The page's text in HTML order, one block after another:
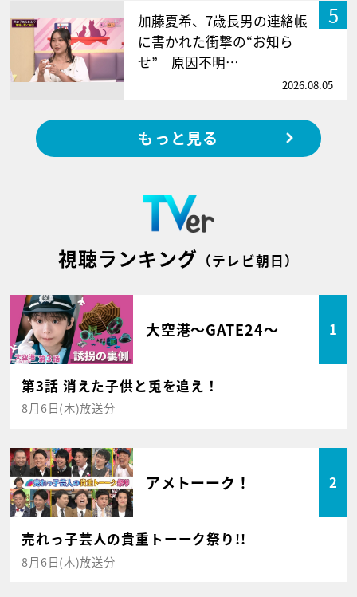
5
加藤夏希、7歳長男の連絡帳
に書かれた衝撃の“お知ら
せ” 原因不明…
2026.08.05
もっと見る
視聴ランキング （テレビ朝日）
大空港～GATE24～ 1
第3話 消えた子供と兎を追え！
8月6日(木)放送分
アメトーーク！ 2
売れっ子芸人の貴重トーーク祭り!!
8月6日(木)放送分